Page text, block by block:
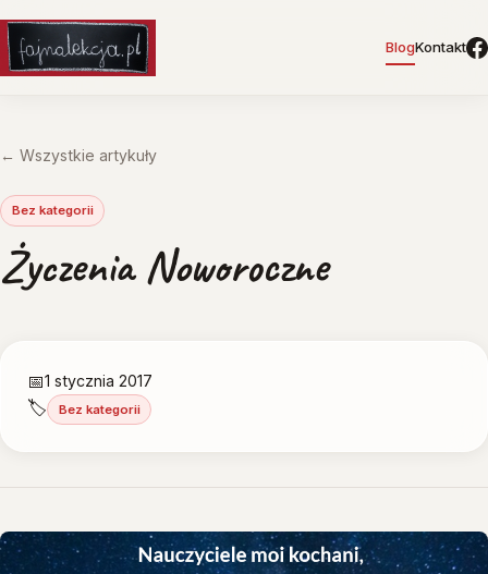
BlogKontakt
← Wszystkie artykuły
Bez kategorii
Życzenia Noworoczne
📅1 stycznia 2017
🏷️ Bez kategorii